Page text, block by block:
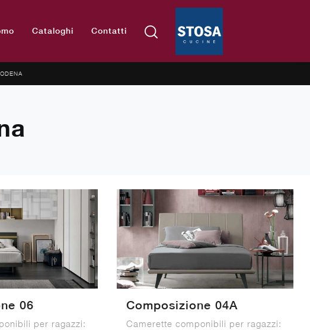
Cataloghi Contatti
06
per ragazzi:
Composizione 04A
Camerette componibili per ragazzi: